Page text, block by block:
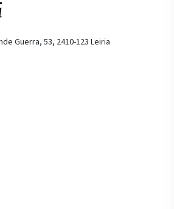
Guerra, 53, 2410-123 Leiria